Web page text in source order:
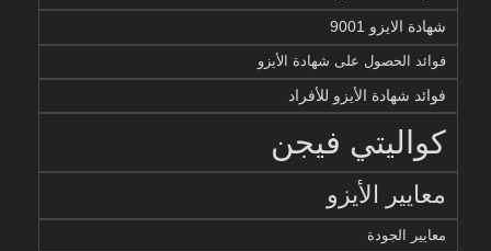
شهادة الايزو 9001
فوائد الحصول على شهادة الأيزو
فوائد شهادة الأيزو للأفراد
كواليتي فيجن
معايير الأيزو
معايير الجودة